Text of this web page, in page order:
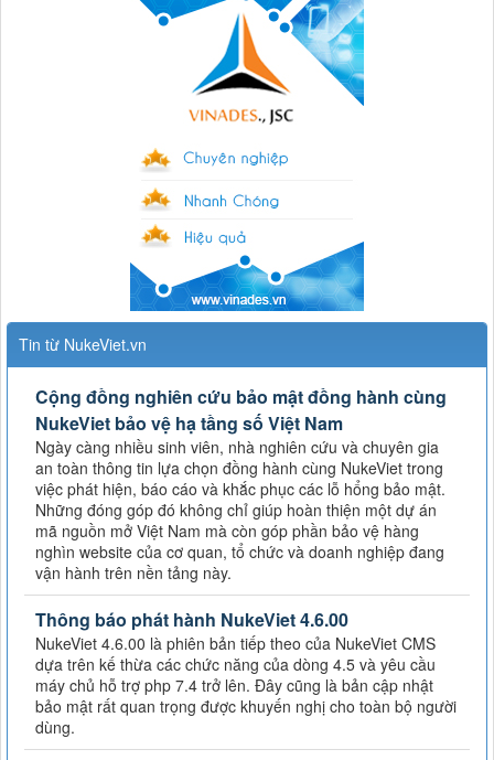
Tin từ NukeViet.vn
Cộng đồng nghiên cứu bảo mật đồng hành cùng
NukeViet bảo vệ hạ tầng số Việt Nam
Ngày càng nhiều sinh viên, nhà nghiên cứu và chuyên gia
an toàn thông tin lựa chọn đồng hành cùng NukeViet trong
việc phát hiện, báo cáo và khắc phục các lỗ hổng bảo mật.
Những đóng góp đó không chỉ giúp hoàn thiện một dự án
mã nguồn mở Việt Nam mà còn góp phần bảo vệ hàng
nghìn website của cơ quan, tổ chức và doanh nghiệp đang
vận hành trên nền tảng này.
Thông báo phát hành NukeViet 4.6.00
NukeViet 4.6.00 là phiên bản tiếp theo của NukeViet CMS
dựa trên kế thừa các chức năng của dòng 4.5 và yêu cầu
máy chủ hỗ trợ php 7.4 trở lên. Đây cũng là bản cập nhật
bảo mật rất quan trọng được khuyến nghị cho toàn bộ người
dùng.